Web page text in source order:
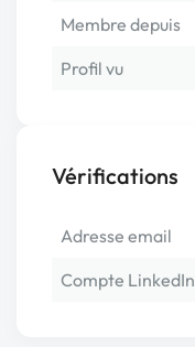
Membre depuis
Profil vu
Vérifications
Adresse email
Compte LinkedIn